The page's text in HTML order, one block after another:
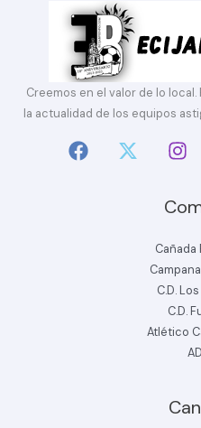
Creemos en el valor de lo
la actualidad de los equipos
Cañada
C.D.
C.D.
Atlético